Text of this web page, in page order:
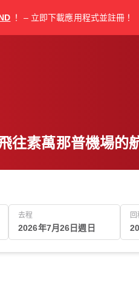
！ – 立即下載應用程式並註冊！
往素萬那普機場的
去程
2026年7月26日週日
回